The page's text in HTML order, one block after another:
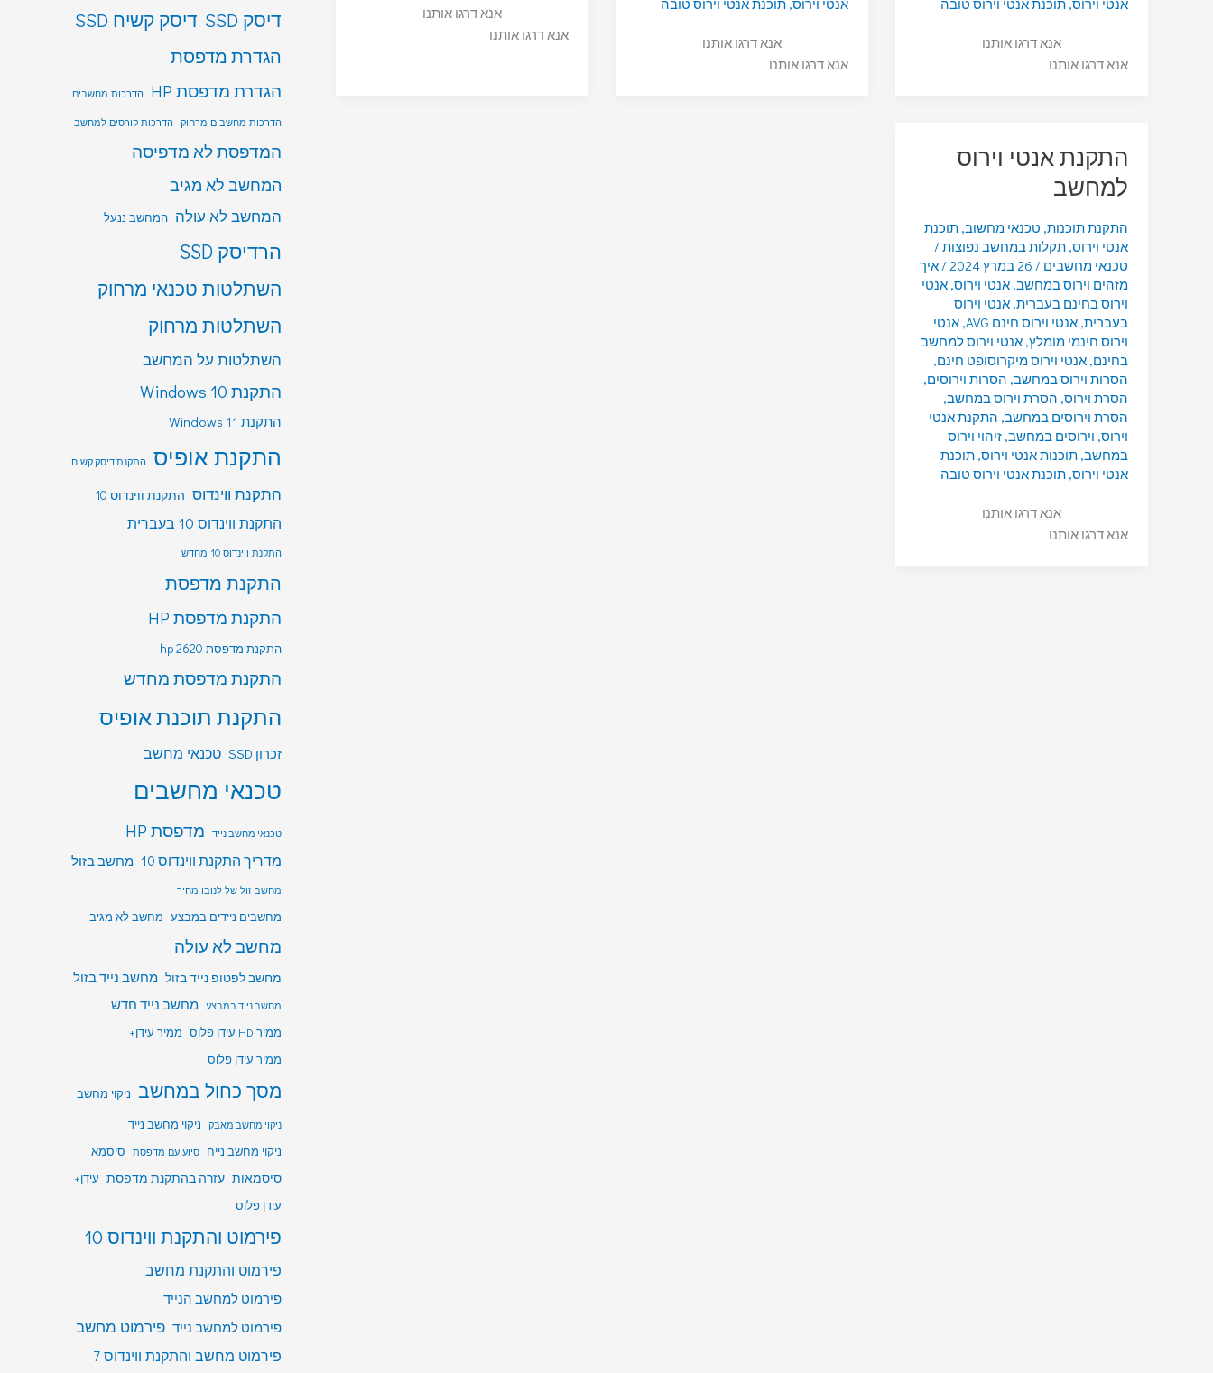
אנטי וירוס,תוכנת אנטי וירוס טובה
אנא דרגו אותנו
אנא דרגו אותנו
אנטי וירוס,תוכנת אנטי וירוס טובה
אנא דרגו אותנו
אנא דרגו אותנו
אנא דרגו אותנו
אנא דרגו אותנו
התקנת אנטי וירוס
למחשב
התקנת תוכנות, טכנאי מחשוב,תוכנת
אנטי וירוס,תקלות במחשב נפוצות /
טכנאי מחשבים / 26 במרץ 2024 /איך
מזהים וירוס במחשב,אנטי וירוס,אנטי
וירוס בחינם בעברית,אנטי וירוס
בעברית,אנטי וירוס חינם AVG ,אנטי
וירוס חינמי מומלץ,אנטי וירוס למחשב
בחינם,אנטי וירוס מיקרוסופט חינם,
הסרות וירוס במחשב, הסרות וירוסים,
הסרת וירוס, הסרת וירוס במחשב,
הסרת וירוסים במחשב, התקנת אנטי
וירוס, וירוסים במחשב,זיהוי וירוס
במחשב,תוכנות אנטי וירוס,תוכנת
אנטי וירוס,תוכנת אנטי וירוס טובה
אנא דרגו אותנו
אנא דרגו אותנו
דיסק SSD דיסק קשיח SSD
הגדרת מדפסת
הגדרת מדפסת HP הדרכות מחשבים
הדרכות מחשבים מרחוק הדרכות קורסים למחשב
המדפסת לא מדפיסה
המחשב לא מגיב
המחשב לא עולה המחשב ננעל
הרדיסק SSD
השתלטות טכנאי מרחוק
השתלטות מרחוק
השתלטות על המחשב
התקנת Windows 10
התקנת Windows 11
התקנת אופיס התקנת דיסק קשיח
התקנת ווינדוס התקנת ווינדוס 10
התקנת ווינדוס 10 בעברית
התקנת ווינדוס 10 מחדש
התקנת מדפסת
התקנת מדפסת HP
התקנת מדפסת hp 2620
התקנת מדפסת מחדש
התקנת תוכנת אופיס
זכרון SSD טכנאי מחשב
טכנאי מחשבים
טכנאי מחשב נייד מדפסת HP
מדריך התקנת ווינדוס 10 מחשב בזול
מחשב זול של לנובו מחיר
מחשבים ניידים במבצע מחשב לא מגיב
מחשב לא עולה
מחשב לפטופ נייד בזול מחשב נייד בזול
מחשב נייד במבצע מחשב נייד חדש
ממיר HD עידן פלוס
ממיר עידן+
ממיר עידן פלוס
מסך כחול במחשב ניקוי מחשב
ניקוי מחשב מאבק
ניקוי מחשב נייד
ניקוי מחשב נייח סיוע עם מדפסת סיסמא
סיסמאות עזרה בהתקנת מדפסת עידן+
עידן פלוס
פירמוט והתקנת ווינדוס 10
פירמוט והתקנת מחשב
פירמוט למחשב הנייד
פירמוט למחשב נייד פירמוט מחשב
פירמוט מחשב והתקנת ווינדוס 7